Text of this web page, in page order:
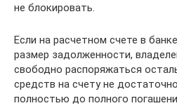
не блокировать.
Если на расчетном счете в
размер задолженности,
свободно распоряжаться
средств на счету не
полностью до полного